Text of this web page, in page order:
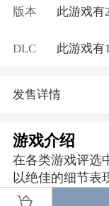
版本 此游戏有
DLC 此游戏有
发售详情
游戏介绍
在各类游戏评选
以绝佳的细节表
了大家面前。特